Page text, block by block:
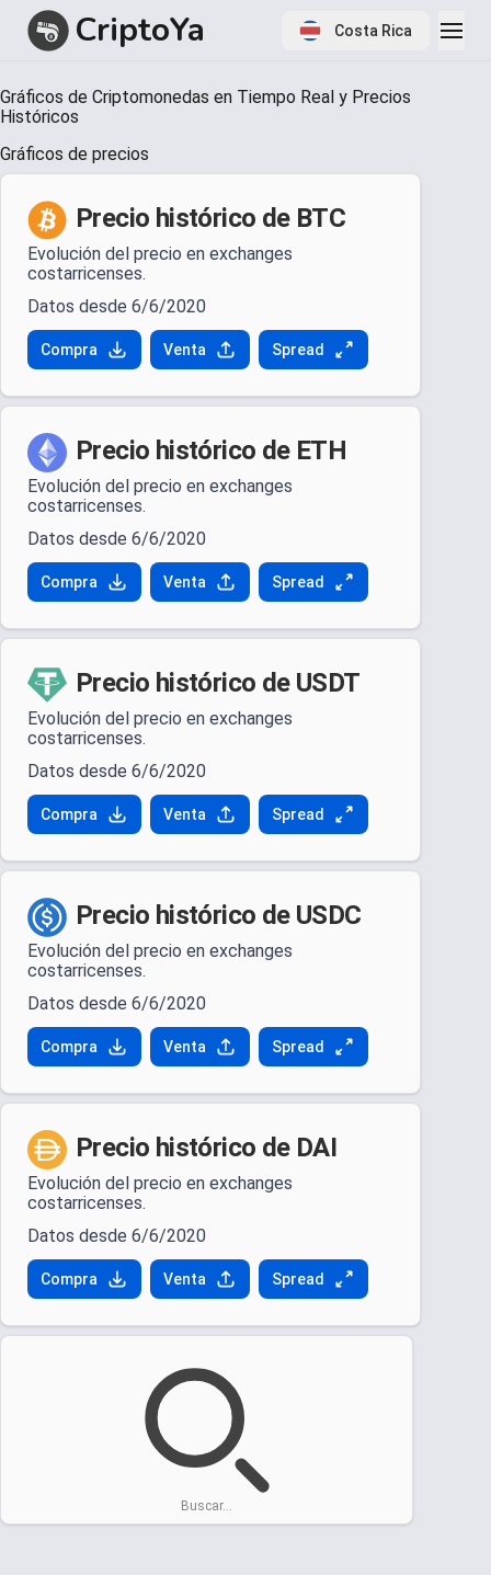
CriptoYa Costa Rica
1
of
Gráficos de Criptomonedas en Tiempo Real y Precios
Históricos
Gráficos de precios
Precio histórico de BTC
Evolución del precio en exchanges
costarricenses.
Datos desde 6/6/2020
Compra Venta Spread
Precio histórico de ETH
Evolución del precio en exchanges
costarricenses.
Datos desde 6/6/2020
Compra Venta Spread
Precio histórico de USDT
Evolución del precio en exchanges
costarricenses.
Datos desde 6/6/2020
Compra Venta Spread
Precio histórico de USDC
Evolución del precio en exchanges
costarricenses.
Datos desde 6/6/2020
Compra Venta Spread
Precio histórico de DAI
Evolución del precio en exchanges
costarricenses.
Datos desde 6/6/2020
Compra Venta Spread
Buscar...